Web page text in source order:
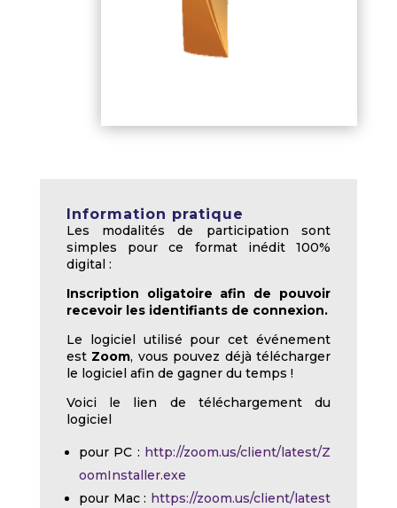
Information pratique
Les modalités de participation sont
simples pour ce format inédit 100%
digital :
Inscription oligatoire afin de pouvoir
recevoir les identifiants de connexion.
Le logiciel utilisé pour cet événement
est Zoom, vous pouvez déjà télécharger
le logiciel afin de gagner du temps !
Voici le lien de téléchargement du
logiciel
pour PC : http://zoom.us/client/latest/Z
oomInstaller.exe
pour Mac : https://zoom.us/client/latest